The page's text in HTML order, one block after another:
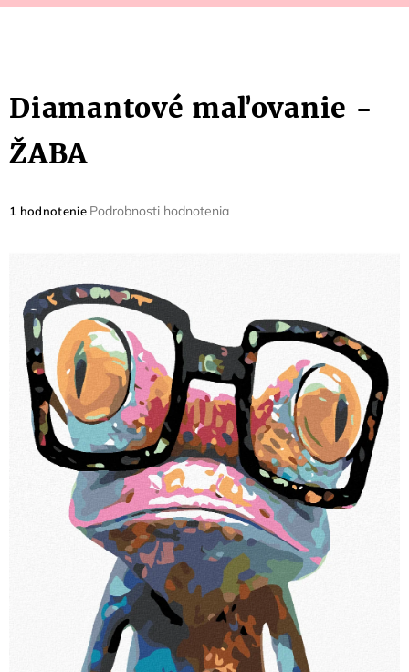
Diamantové maľovanie -
ŽABA
Priemerné
hviezdičiek.
1 hodnotenie Podrobnosti hodnotenia